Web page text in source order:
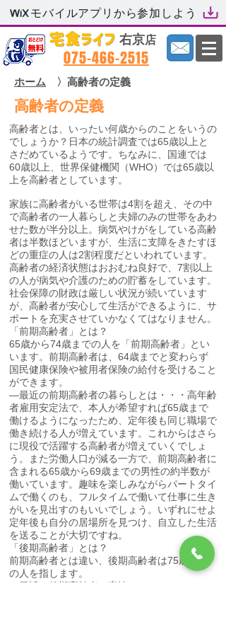
モバイルアプリから参加しよう
​右京店
​075-466-2515
ホーム 〉高齢者の定義
高齢者の定義
高齢者とは、いったい何歳からのことをいうの
でしょうか？日本の統計調査では65歳以上と
さだめているようです。ちなみに、国連では
60歳以上、世界保健機関（WHO）では65歳以
上を高齢者としています。
家族に高齢者がいる世帯は4割を超え、その中
で高齢者の一人暮らしと夫婦のみの世帯をあわ
せた数が半分以上。病気やけがをしている高齢
者は半数ほどいますが、生活に支障をきたすほ
どの重症の人は2割程度だといわれています。
高齢者の経済状態はおおむね良好で、7割以上
の人が病気や介護のための貯蓄をしています。
社会保障の財政は厳しい状況が続いています
が、高齢者が安心して生活ができるように、サ
ポートを充実させていかなくてはなりません。
「前期高齢者」とは？
65歳から74歳までの人を「前期高齢者」とい
います。前期高齢者は、64歳までと変わらず
国民健康保険や被用者保険の給付を受けること
ができます。
―最近の前期高齢者の暮らしとは・・・高年齢
者雇用安定法で、本人が希望すれば65歳まで
働けるようになったため、定年後も同じ職場で
働き続ける人が増えています。これからはさら
に現役で活躍する高齢者が増えていくでしょ
う。また労働人口が減る一方で、前期高齢者に
含まれる65歳から69歳までの男性の約半数が
働いています。趣味を楽しみながらパートタイ
ムで働くのも、フルタイムで働いて仕事に生き
がいを見出すのもいいでしょう。いずれにせよ
定年後も自分の居場所を見つけ、自立した生活
を送ることが大切ですね。
「後期高齢者」とは？
前期高齢者とは違い、後期高齢者は75歳以上
の人を指します。
―最近の後期高齢者の実情とは・・・